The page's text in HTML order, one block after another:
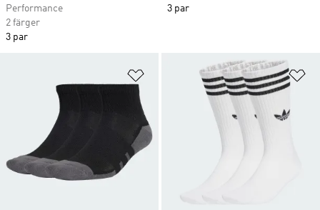
Performance
2 färger
3 par
3 par
Lägg till på önskelistan